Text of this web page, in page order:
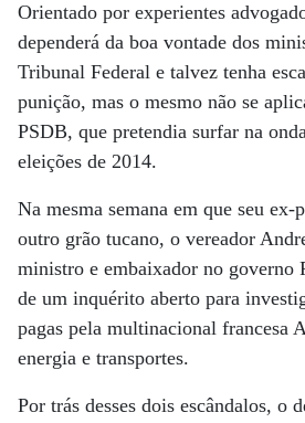
Orientado por experientes
dependerá da boa vontade dos
Tribunal Federal e talvez tenha
punição, mas o mesmo não se
PSDB, que pretendia surfar na
eleições de 2014.
Na mesma semana em que seu ex-
outro grão tucano, o vereador
ministro e embaixador no governo
de um inquérito aberto para
pagas pela multinacional francesa
energia e transportes.
Por trás desses dois escândalos, o